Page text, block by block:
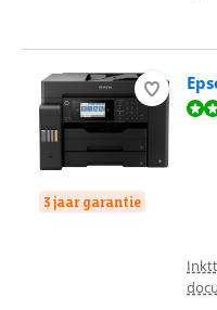
3 jaar garantie
Beoordeling is 9,1 van de 10,